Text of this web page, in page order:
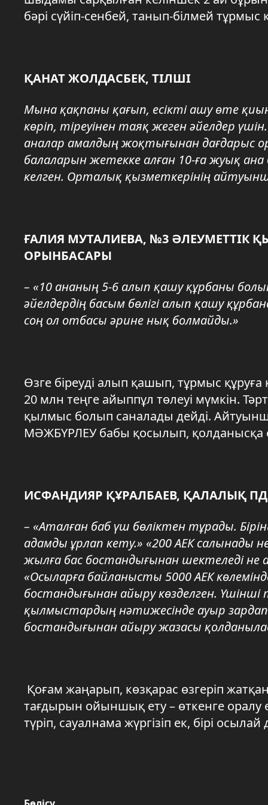
бәрі сүйіп-сенбей, танып-білмей тұрмыс
ҚАНАТ ЖОЛДАСБЕК, ТІЛШІ
Мына қақпаны қағып, есікті ашу өте
көріп, тіреуінен таяқ жеген әйелдер
аналар амалдың жоқтығынан дағдарыс
балаларын жетекке алған 10-ға жуық
келген. Орталық қызметкерінің
ҒАЛИЯ МУТАЛИЕВА, №3 ӘЛЕУМЕТТІК
ОРЫНБАСАРЫ
– «10 ананың 5-6 алып қашу құрбаны
әйелдердің басым бөлігі алып қашу
соң ол отбасы әрине нық болмайды.»
Өзге біреуді алып қашып, тұрмыс
20 млн теңге айыппұл төлеуі мүмкін.
қылмыс болып саналады дейді.
МӘЖБҮРЛЕУ бабы қосылып, қолданысқа
ИСФАНДИЯР ҚҰРАЛБАЕВ, ҚАЛАЛЫҚ
– «Аталған баб үш бөліктен тұрады.
адамды ұрлап кету.» «200 АЕК
жылға бас бостандығынан шектеледі не
«Осыларға байланысты 5000 АЕК
бостандығынан айыру көзделген.
қылмыстардың нәтижесінде ауыр
бостандығынан айыру жазасы
Қоғам жаңарып, көзқарас өзгеріп жатқан
тағдырын ойыншық ету – өткенге оралу
түріп, сауалнама жүргізіп ек, бірі